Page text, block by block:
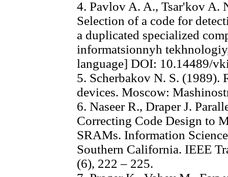
4. Pavlov A. A., Tsar'kov A.
Selection of a code for
a duplicated specialized
informatsionnyh
language] DOI: 10.14489/
5. Scherbakov N. S.
devices. Moscow:
6. Naseer R., Draper J.
Correcting Code Design to
SRAMs. Information
Southern California. IEEE
(6), 222 – 225.